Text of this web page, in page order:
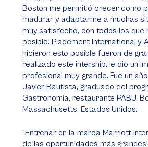
Boston me permitió crecer como
madurar y adaptarme a muchas
muy satisfecho, con todos los que
posible. Placement International y
hicieron esto posible fueron de
realizado este intership, le dio un
profesional muy grande. Fue un
Javier Bautista, graduado del
Gastronomía, restaurante PABU,
Massachusetts, Estados Unidos.
“Entrenar en la marca Marriott
de las oportunidades más